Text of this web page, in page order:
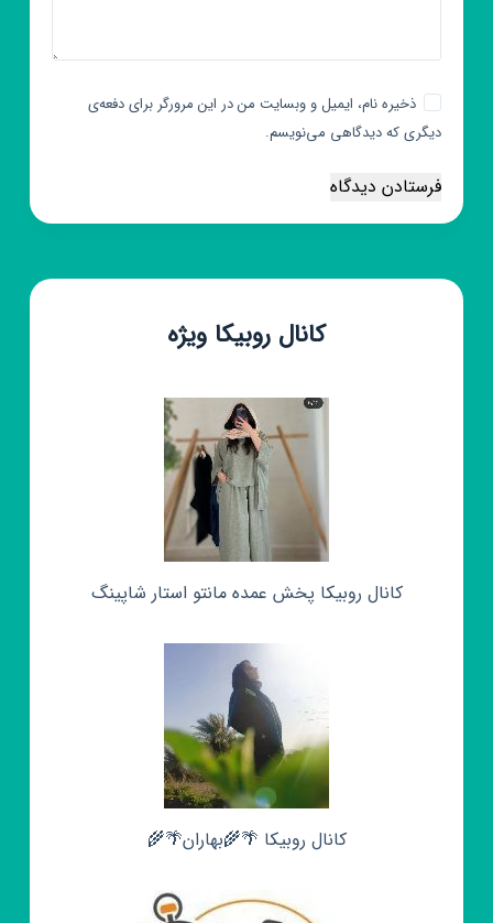
ذخیره نام، ایمیل و وبسایت من در این مرورگر برای دفعه‌ی
دیگری که دیدگاهی می‌نویسم.
فرستادن دیدگاه
کانال روبیکا ویژه
کانال روبیکا پخش عمده مانتو استار شاپینگ
کانال روبیکا 🌴🌾بهاران🌴🌾